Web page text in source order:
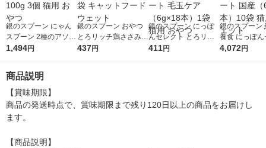
銀のスプーン にゃん
スプーン 2種のアソー
ト 無添加まぐろ＆さ
1,494円
銀のスプーン おやつ
とろリッチ鶏ささみ入
り 国産 48g（6g×8本
437円
銀のスプーン にっぽ
んセレクト とろリッ
チ 3種の魚介・鶏ささ
411円
銀のスプーン
養食 にっぽん
ト とろリッチ
4,072円
商品説明
【賞味期限】
商品の発送時点で、賞味期限まで残り120日以上の商品をお届けし
ます。
【商品説明】